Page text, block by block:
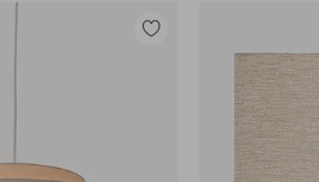
Tilføj